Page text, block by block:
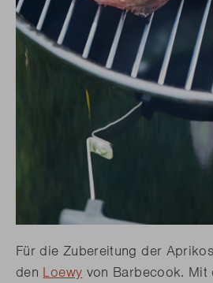
Für die Zubereitung der
den Loewy von Barbecook. Mit